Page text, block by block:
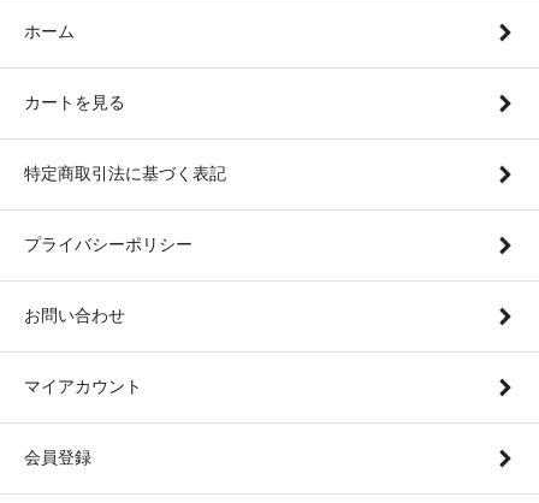
ホーム
カートを見る
特定商取引法に基づく表記
プライバシーポリシー
お問い合わせ
マイアカウント
会員登録